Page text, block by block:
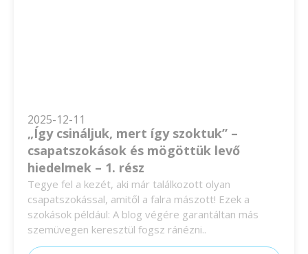
2025-12-11
„Így csináljuk, mert így szoktuk” –
csapatszokások és mögöttük levő
hiedelmek – 1. rész
Tegye fel a kezét, aki már találkozott olyan
csapatszokással, amitől a falra mászott! Ezek a
szokások például: A blog végére garantáltan más
szemüvegen keresztül fogsz ránézni..